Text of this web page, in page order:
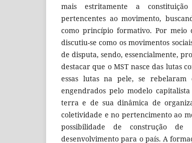
mais estritamente a
pertencentes ao movimento,
como princípio formativo. Por meio
discutiu-se como os movimentos
de disputa, sendo, essencialmente,
destacar que o MST nasce das lutas
essas lutas na pele, se rebelaram
engendrados pelo modelo
terra e de sua dinâmica de
coletividade e no pertencimento ao
possibilidade de construção
desenvolvimento para o país. A